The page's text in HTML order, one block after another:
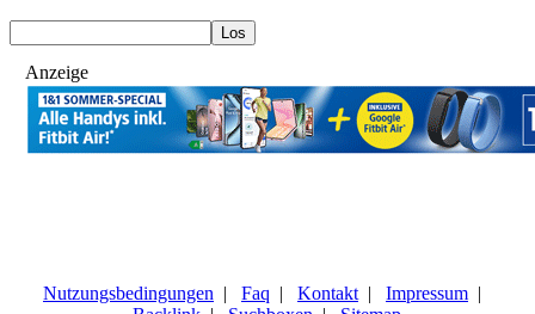
Anzeige
Nutzungsbedingungen | Faq | Kontakt | Impressum |